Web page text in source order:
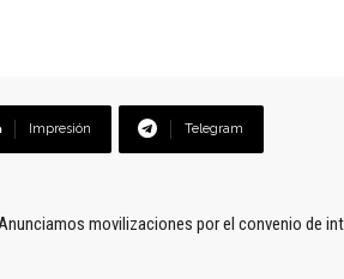
Impresión Telegram
movilizaciones por el convenio de